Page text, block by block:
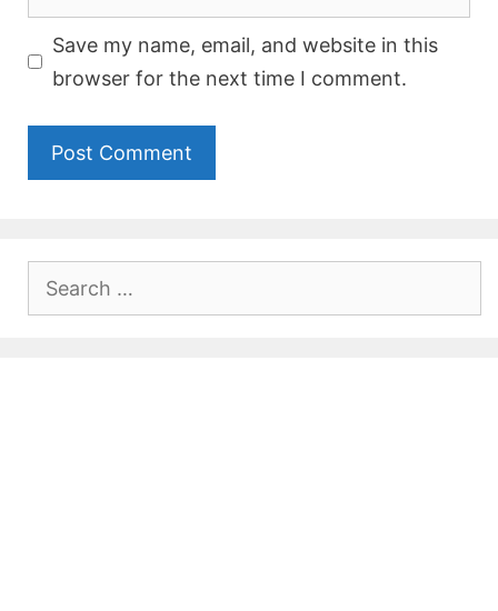
Save my name, email, and website in this
browser for the next time I comment.
Search
for: